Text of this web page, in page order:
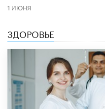
1 ИЮНЯ
ЗДОРОВЬЕ